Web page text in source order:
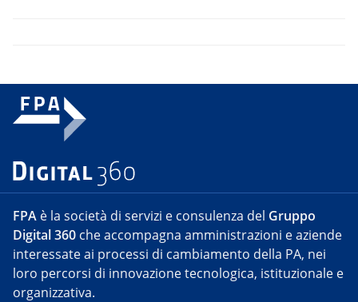
FPA è la società di servizi e consulenza del Gruppo
Digital 360 che accompagna amministrazioni e aziende
interessate ai processi di cambiamento della PA, nei
loro percorsi di innovazione tecnologica, istituzionale e
organizzativa.